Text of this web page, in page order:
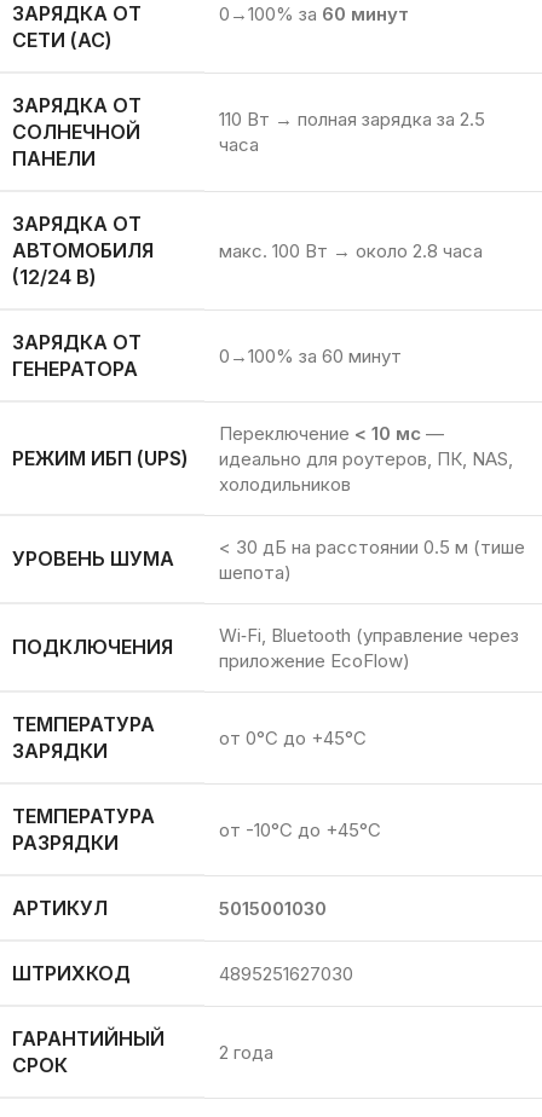
ЗАРЯДКА ОТ
СЕТИ (AC)
0→100% за 60 минут
ЗАРЯДКА ОТ
СОЛНЕЧНОЙ
ПАНЕЛИ
110 Вт → полная зарядка за 2.5
часа
ЗАРЯДКА ОТ
АВТОМОБИЛЯ
(12/24 В)
макс. 100 Вт → около 2.8 часа
ЗАРЯДКА ОТ
ГЕНЕРАТОРА
0→100% за 60 минут
РЕЖИМ ИБП (UPS)
Переключение < 10 мс —
идеально для роутеров, ПК, NAS,
холодильников
УРОВЕНЬ ШУМА
< 30 дБ на расстоянии 0.5 м (тише
шепота)
ПОДКЛЮЧЕНИЯ
Wi‑Fi, Bluetooth (управление через
приложение EcoFlow)
ТЕМПЕРАТУРА
ЗАРЯДКИ
от 0°C до +45°C
ТЕМПЕРАТУРА
РАЗРЯДКИ
от -10°C до +45°C
АРТИКУЛ 5015001030
ШТРИХКОД 4895251627030
ГАРАНТИЙНЫЙ
СРОК
2 года